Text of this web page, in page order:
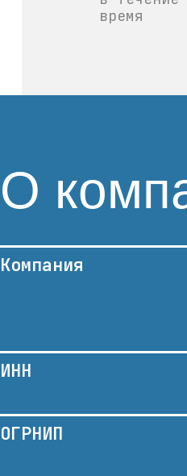
время
О
ОГРНИП
ИНН
Компания